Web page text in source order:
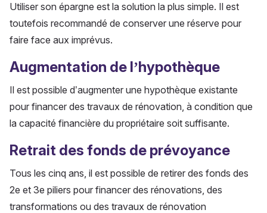
Utiliser son épargne est la solution la plus simple. Il est
toutefois recommandé de conserver une réserve pour
faire face aux imprévus.
Augmentation de l’hypothèque
Il est possible d’augmenter une hypothèque existante
pour financer des travaux de rénovation, à condition que
la capacité financière du propriétaire soit suffisante.
Retrait des fonds de prévoyance
Tous les cinq ans, il est possible de retirer des fonds des
2e et 3e piliers pour financer des rénovations, des
transformations ou des travaux de rénovation